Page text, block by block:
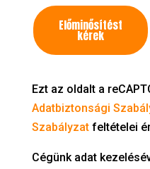
Kapcsolatfelvétel
célja
Előminősítést
kérek
Ezt az oldalt a
Adatbiztonsági
Szabályzatfeltételei
Cégünk adat